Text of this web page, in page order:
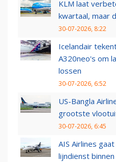
KLM laat
kwartaal, maar
30-07-2026, 8:22
Icelandair
A320neo's om
lossen
30-07-2026, 6:52
US-Bangla
grootste
30-07-2026, 6:45
AIS Airlines
lijndienst binnen